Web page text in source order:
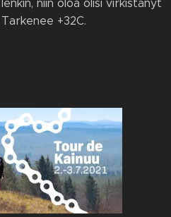
niin oloa olisi virkistänyt
+32C.